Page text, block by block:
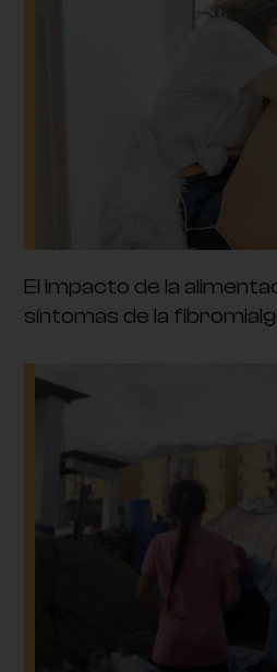
El impacto de la
síntomas de la